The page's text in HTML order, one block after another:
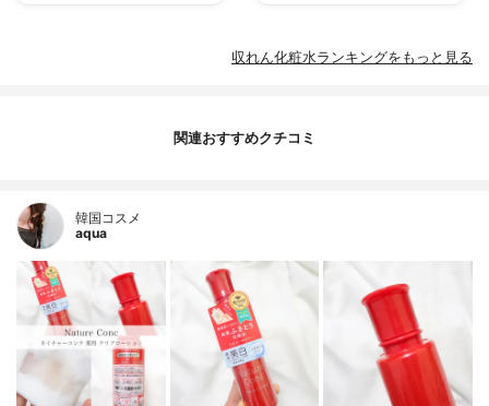
収れん化粧水ランキングをもっと見る
関連おすすめクチコミ
韓国コスメ
aqua